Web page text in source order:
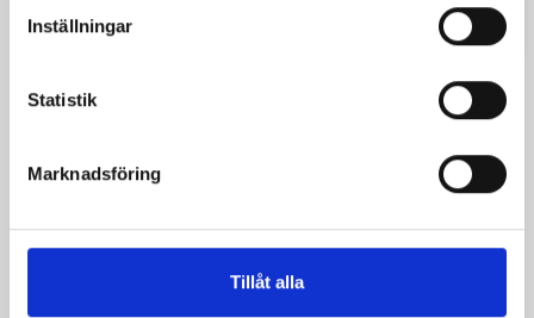
Inställningar
Statistik
Marknadsföring
Tillåt alla
Kunder som köpt denna produkt köpte